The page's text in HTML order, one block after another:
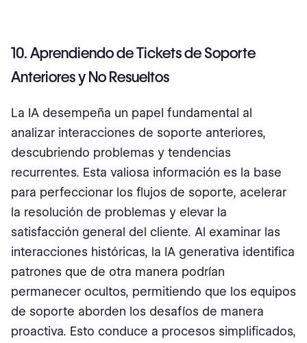
10. Aprendiendo de Tickets de Soporte
Anteriores y No Resueltos
La IA desempeña un papel fundamental al
analizar interacciones de soporte anteriores,
descubriendo problemas y tendencias
recurrentes. Esta valiosa información es la base
para perfeccionar los flujos de soporte, acelerar
la resolución de problemas y elevar la
satisfacción general del cliente. Al examinar las
interacciones históricas, la IA generativa identifica
patrones que de otra manera podrían
permanecer ocultos, permitiendo que los equipos
de soporte aborden los desafíos de manera
proactiva. Esto conduce a procesos simplificados,